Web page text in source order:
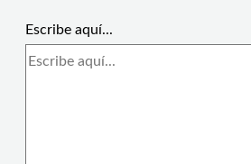
Escribe aquí...